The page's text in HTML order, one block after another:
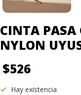
CINTA
NYLON
$526
Hay existencia